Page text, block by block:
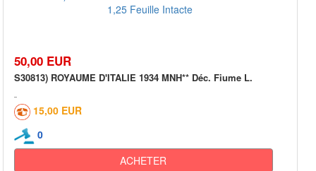
50,00 EUR
S30813) ROYAUME D'ITALIE 1934 MNH** Déc. Fiume L.
15,00 EUR
0
ACHETER